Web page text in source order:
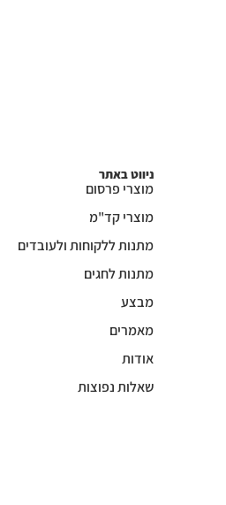
ניווט באתר
מוצרי פרסום
מוצרי קד"מ
מתנות ללקוחות ולעובדים
מתנות לחגים
מבצע
מאמרים
אודות
שאלות נפוצות